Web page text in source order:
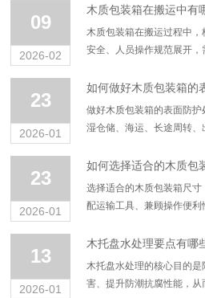
面垫高10cm 以上，保持环
09
2026-02
木质包装箱在搬运中有
木质包装箱在搬运过程中
安全、人员操作规范展开
全流程的详细注意事项，覆
23
2026-01
如何做好木质包装箱的
做好木质包装箱的表面防
湿仓储、海运、长途周转
问题，具体操作方法和注意
23
2026-01
如何选择适合的木质包
选择适合的木质包装箱尺
配运输工具、兼顾操作便
量货物的实际长、宽、高、
13
2026-01
木托盘水处理要点有哪
木托盘水处理的核心目的
害、提升防潮抗腐性能，